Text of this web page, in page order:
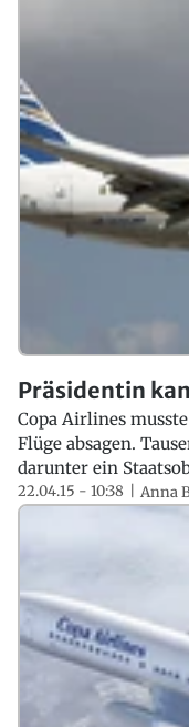
Präsidentin
Copa Airlines
Flüge absagen.
darunter ein
22.04.15 - 10:38 Anna